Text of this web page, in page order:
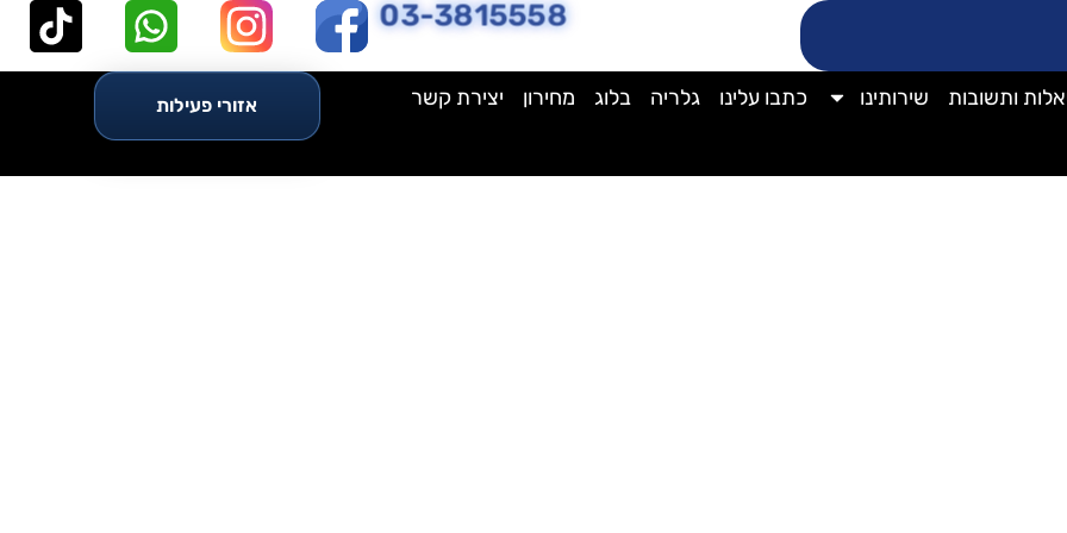
03-3815558
ותשובות שירותינו כתבו עלינו גלריה בלוג מחירון יצירת קשר אזורי פעילות